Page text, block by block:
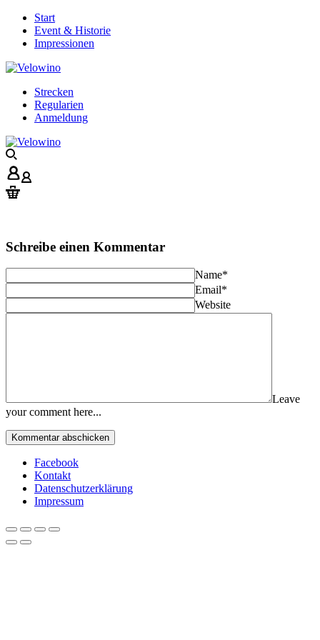
Start
Event & Historie
Impressionen
Strecken
Regularien
Anmeldung
Schreibe einen Kommentar
Name*
Email*
Website
Leave
your comment here...
Facebook
Kontakt
Datenschutzerklärung
Impressum